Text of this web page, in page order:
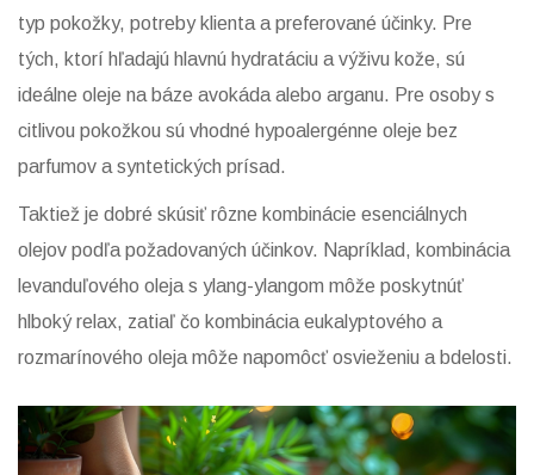
typ pokožky, potreby klienta a preferované účinky. Pre
tých, ktorí hľadajú hlavnú hydratáciu a výživu kože, sú
ideálne oleje na báze avokáda alebo arganu. Pre osoby s
citlivou pokožkou sú vhodné hypoalergénne oleje bez
parfumov a syntetických prísad.
Taktiež je dobré skúsiť rôzne kombinácie esenciálnych
olejov podľa požadovaných účinkov. Napríklad, kombinácia
levanduľového oleja s ylang-ylangom môže poskytnúť
hlboký relax, zatiaľ čo kombinácia eukalyptového a
rozmarínového oleja môže napomôcť osvieženiu a bdelosti.